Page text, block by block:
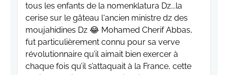
tous les enfants de la nomenklatura Dz...la
cerise sur le gâteau l'ancien ministre dz des
moujahidines Dz 😂 Mohamed Cherif Abbas,
fut particulièrement connu pour sa verve
révolutionnaire qu’il aimait bien exercer à
chaque fois qu’il s’attaquait à la France, cette